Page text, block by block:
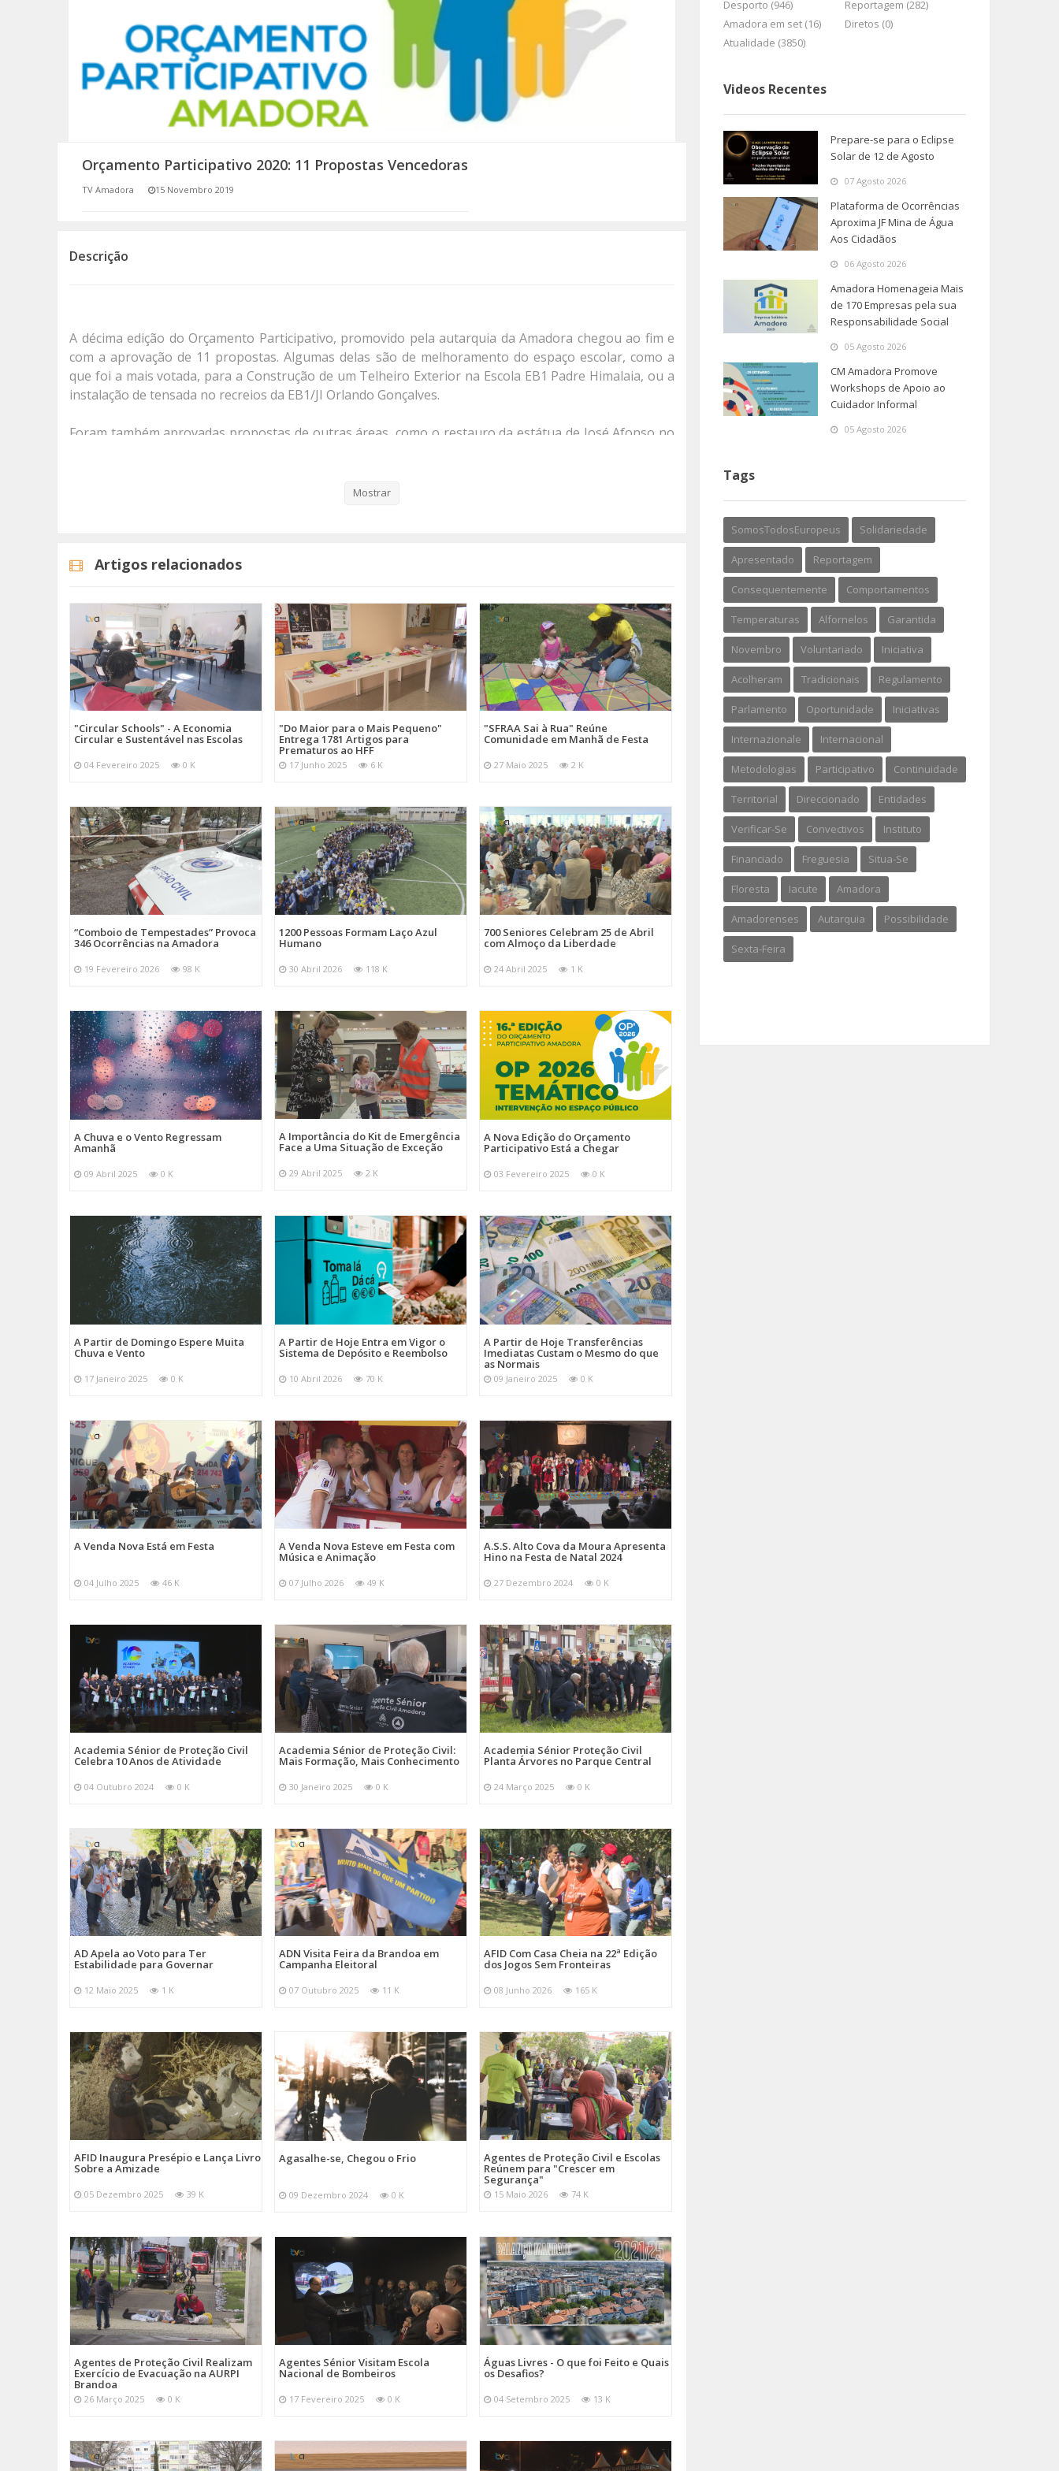
SOMOS TODOS EUROPEUS
ENCONTROS IMAGINÁRIOS
AMADORA LIGA À RESILIÊNCIA
(RE) PENSAMENTOS
Orçamento Participativo 2020: 11 Propostas Vencedoras
TV Amadora 15 Novembro 2019
Descrição
A décima edição do Orçamento Participativo, promovido pela autarquia da Amadora chegou ao fim e
com a aprovação de 11 propostas. Algumas delas são de melhoramento do espaço escolar, como a
que foi a mais votada, para a Construção de um Telheiro Exterior na Escola EB1 Padre Himalaia, ou a
instalação de tensada no recreios da EB1/JI Orlando Gonçalves.
Foram também aprovadas propostas de outras áreas, como o restauro da estátua de José Afonso no
Mostrar
Artigos relacionados
"Circular Schools" - A Economia
Circular e Sustentável nas Escolas
04 Fevereiro 2025 0 K
"Do Maior para o Mais Pequeno"
Entrega 1781 Artigos para
Prematuros ao HFF
17 Junho 2025 6 K
"SFRAA Sai à Rua" Reúne
Comunidade em Manhã de Festa
27 Maio 2025 2 K
“Comboio de Tempestades” Provoca
346 Ocorrências na Amadora
19 Fevereiro 2026 98 K
1200 Pessoas Formam Laço Azul
Humano
30 Abril 2026 118 K
700 Seniores Celebram 25 de Abril
com Almoço da Liberdade
24 Abril 2025 1 K
A Chuva e o Vento Regressam
Amanhã
09 Abril 2025 0 K
A Importância do Kit de Emergência
Face a Uma Situação de Exceção
29 Abril 2025 2 K
A Nova Edição do Orçamento
Participativo Está a Chegar
03 Fevereiro 2025 0 K
A Partir de Domingo Espere Muita
Chuva e Vento
17 Janeiro 2025 0 K
A Partir de Hoje Entra em Vigor o
Sistema de Depósito e Reembolso
10 Abril 2026 70 K
A Partir de Hoje Transferências
Imediatas Custam o Mesmo do que
as Normais
09 Janeiro 2025 0 K
A Venda Nova Está em Festa
04 Julho 2025 46 K
A Venda Nova Esteve em Festa com
Música e Animação
07 Julho 2026 49 K
A.S.S. Alto Cova da Moura Apresenta
Hino na Festa de Natal 2024
27 Dezembro 2024 0 K
Academia Sénior de Proteção Civil
Celebra 10 Anos de Atividade
04 Outubro 2024 0 K
Academia Sénior de Proteção Civil:
Mais Formação, Mais Conhecimento
30 Janeiro 2025 0 K
Academia Sénior Proteção Civil
Planta Árvores no Parque Central
24 Março 2025 0 K
AD Apela ao Voto para Ter
Estabilidade para Governar
12 Maio 2025 1 K
ADN Visita Feira da Brandoa em
Campanha Eleitoral
07 Outubro 2025 11 K
AFID Com Casa Cheia na 22ª Edição
dos Jogos Sem Fronteiras
08 Junho 2026 165 K
AFID Inaugura Presépio e Lança Livro
Sobre a Amizade
05 Dezembro 2025 39 K
Agasalhe-se, Chegou o Frio
09 Dezembro 2024 0 K
Agentes de Proteção Civil e Escolas
Reúnem para "Crescer em
Segurança"
15 Maio 2026 74 K
Agentes de Proteção Civil Realizam
Exercício de Evacuação na AURPI
Brandoa
26 Março 2025 0 K
Agentes Sénior Visitam Escola
Nacional de Bombeiros
17 Fevereiro 2025 0 K
Águas Livres - O que foi Feito e Quais
os Desafios?
04 Setembro 2025 13 K
Desporto (946)
Reportagem (282)
Amadora em set (16)
Diretos (0)
Atualidade (3850)
Videos Recentes
Prepare-se para o Eclipse
Solar de 12 de Agosto
07 Agosto 2026
Plataforma de Ocorrências
Aproxima JF Mina de Água
Aos Cidadãos
06 Agosto 2026
Amadora Homenageia Mais
de 170 Empresas pela sua
Responsabilidade Social
05 Agosto 2026
CM Amadora Promove
Workshops de Apoio ao
Cuidador Informal
05 Agosto 2026
Tags
SomosTodosEuropeus Solidariedade
Apresentado Reportagem
Consequentemente Comportamentos
Temperaturas Alfornelos Garantida
Novembro Voluntariado Iniciativa
Acolheram Tradicionais Regulamento
Parlamento Oportunidade Iniciativas
Internazionale Internacional
Metodologias Participativo Continuidade
Territorial Direccionado Entidades
Verificar-Se Convectivos Instituto
Financiado Freguesia Situa-Se
Floresta Iacute Amadora
Amadorenses Autarquia Possibilidade
Sexta-Feira